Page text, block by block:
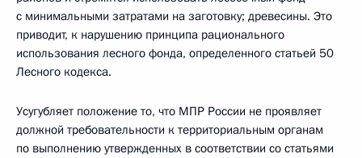
с минимальными затратами на заготовку; древесины. Это
приводит, к нарушению принципа рационального
использования лесного фонда, определенного статьей 50
Лесного кодекса.
Усугубляет положение то, что МПР России не проявляет
должной требовательности к территориальным органам
по выполнению утвержденных в соответствии со статьями